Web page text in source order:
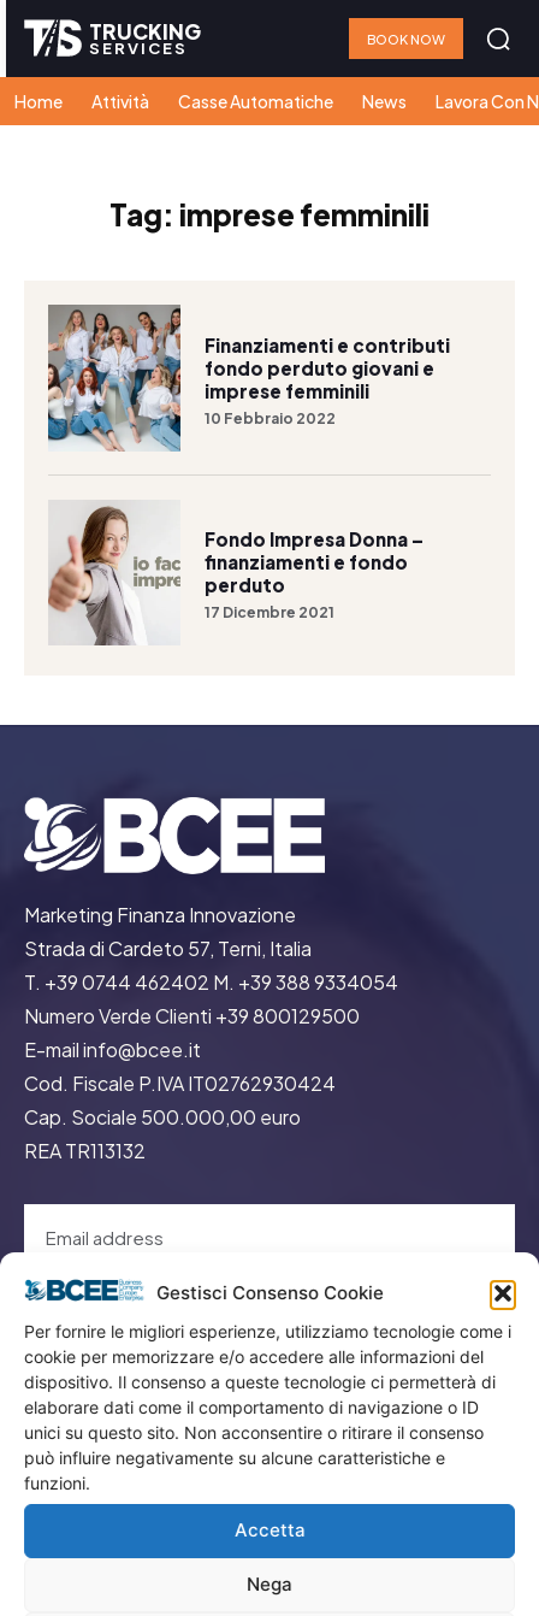
Gestisci Consenso Cookie
Per fornire le migliori esperienze, utilizziamo tecnologie come i
cookie per memorizzare e/o accedere alle informazioni del
dispositivo. Il consenso a queste tecnologie ci permetterà di
elaborare dati come il comportamento di navigazione o ID
unici su questo sito. Non acconsentire o ritirare il consenso
può influire negativamente su alcune caratteristiche e
funzioni.
Accetta
Nega
TRUCKING
SERVICES BOOK NOW
Home Attività Casse Automatiche News Lavora Con
Tag: imprese femminili
Finanziamenti e contributi
fondo perduto giovani e
imprese femminili
10 Febbraio 2022
Fondo Impresa Donna –
finanziamenti e fondo
perduto
17 Dicembre 2021
Marketing Finanza Innovazione
Strada di Cardeto 57, Terni, Italia
T. +39 0744 462402 M. +39 388 9334054
Numero Verde Clienti +39 800129500
E-mail info@bcee.it
Cod. Fiscale P.IVA IT02762930424
Cap. Sociale 500.000,00 euro
REA TR113132
Menù
Privacy
Termini Utilizzo
Iscrizione Newsletter